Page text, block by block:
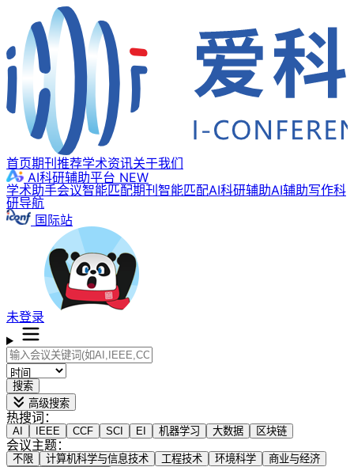
首页期刊推荐学术资讯关于我们
AI科研辅助平台 NEW
学术助手会议智能匹配期刊智能匹配AI科研辅助AI辅助写作科
研导航
国际站
未登录
搜索
高级搜索
热搜词：
AI IEEE CCF SCI EI 机器学习 大数据 区块链
会议主题：
不限 计算机科学与信息技术 工程技术 环境科学
商业与经济